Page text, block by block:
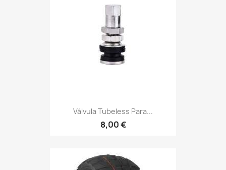
Válvula Tubeless Para...
8,00 €